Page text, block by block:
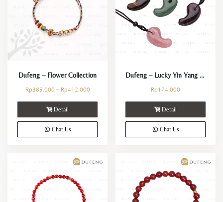
Dufeng – Flower Collection
Rp385.000 – Rp412.000
Detail
Chat Us
Dufeng – Lucky Yin Yang Fish Crystal Necklace
Rp174.000
Detail
Chat Us